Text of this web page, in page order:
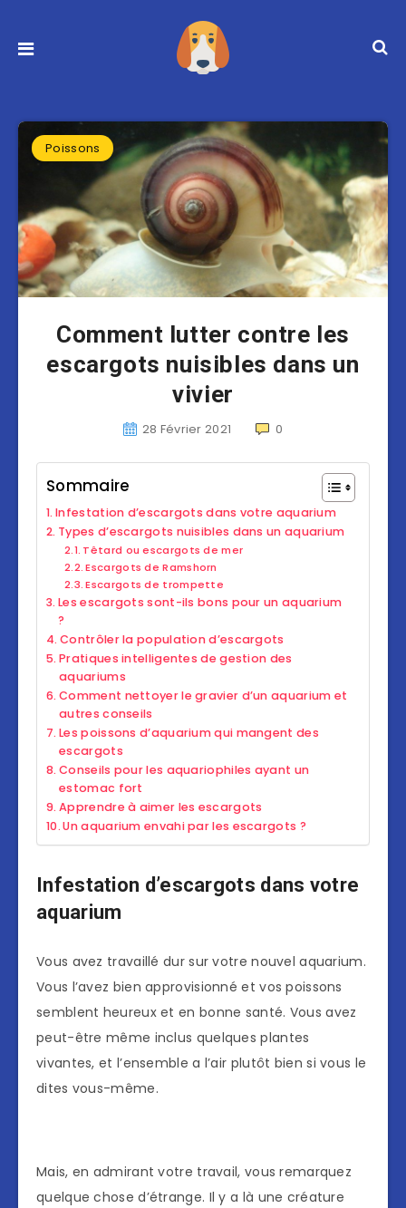
Poissons
Comment lutter contre les
escargots nuisibles dans un
vivier
28 Février 2021 0
Sommaire
Infestation d’escargots dans votre aquarium
Types d’escargots nuisibles dans un aquarium
Têtard ou escargots de mer
Escargots de Ramshorn
Escargots de trompette
Les escargots sont-ils bons pour un aquarium
?
Contrôler la population d’escargots
Pratiques intelligentes de gestion des
aquariums
Comment nettoyer le gravier d’un aquarium et
autres conseils
Les poissons d’aquarium qui mangent des
escargots
Conseils pour les aquariophiles ayant un
estomac fort
Apprendre à aimer les escargots
Un aquarium envahi par les escargots ?
Infestation d’escargots dans votre
aquarium
Vous avez travaillé dur sur votre nouvel aquarium.
Vous l’avez bien approvisionné et vos poissons
semblent heureux et en bonne santé. Vous avez
peut-être même inclus quelques plantes
vivantes, et l’ensemble a l’air plutôt bien si vous le
dites vous-même.
Mais, en admirant votre travail, vous remarquez
quelque chose d’étrange. Il y a là une créature